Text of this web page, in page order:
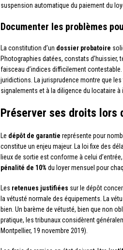
suspension automatique du paiement du
Documenter les problèmes
La constitution d’un dossier probatoire
Photographies datées, constats d’huissier,
faisceau d’indices difficilement
juridictions. La jurisprudence montre que
signalements et à la diligence du locataire
Préserver ses droits lors
Le dépôt de garantie représente pour
constitue un enjeu majeur. La loi fixe des
lieux de sortie est conforme à celui
pénalité de 10% du loyer mensuel pour
Les retenues justifiées sur le dépôt
la vétusté normale des équipements. La
bien. Un barème de vétusté, bien que non
pratique, les tribunaux considèrent
Montpellier, 19 novembre 2019).